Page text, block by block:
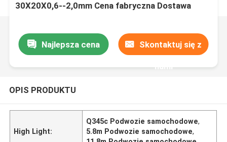
30X20X0,6--2,0mm Cena fabryczna Dostawa
Najlepsza cena Skontaktuj się z
nami
OPIS PRODUKTU
High Light:
Q345c Podwozie samochodowe,
5.8m Podwozie samochodowe,